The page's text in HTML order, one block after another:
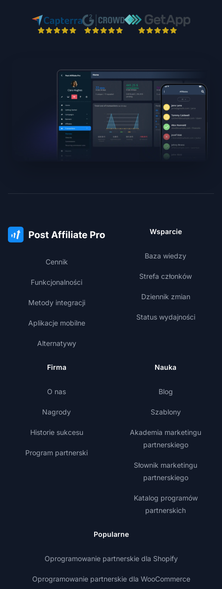
Cennik
Funkcjonalności
Metody integracji
Aplikacje mobilne
Alternatywy
Wsparcie
Baza wiedzy
Strefa członków
Dziennik zmian
Status wydajności
Firma
O nas
Nagrody
Historie sukcesu
Program partnerski
Nauka
Blog
Szablony
Akademia marketingu
partnerskiego
Słownik marketingu
partnerskiego
Katalog programów
partnerskich
Popularne
Oprogramowanie partnerskie dla Shopify
Oprogramowanie partnerskie dla WooCommerce